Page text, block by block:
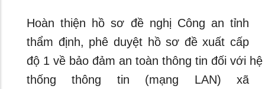
Hoàn thiện hồ sơ đề nghị Công an tỉnh
thẩm định, phê duyệt hồ sơ đề xuất cấp
độ 1 về bảo đảm an toàn thông tin đối với hệ
thống thông tin (mạng LAN) xã